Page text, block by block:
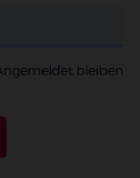
bleiben